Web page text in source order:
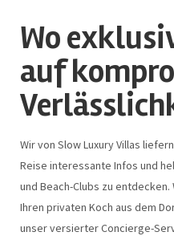
Wo
auf
Wir von Slow Luxury Villas
Reise interessante Infos und
und Beach-Clubs zu
Ihren privaten Koch aus dem
unser versierter Concierge-